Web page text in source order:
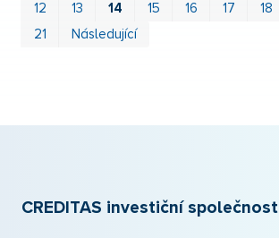
12
13 14 15 16 17 18
21
Následující
CREDITAS investiční společnost